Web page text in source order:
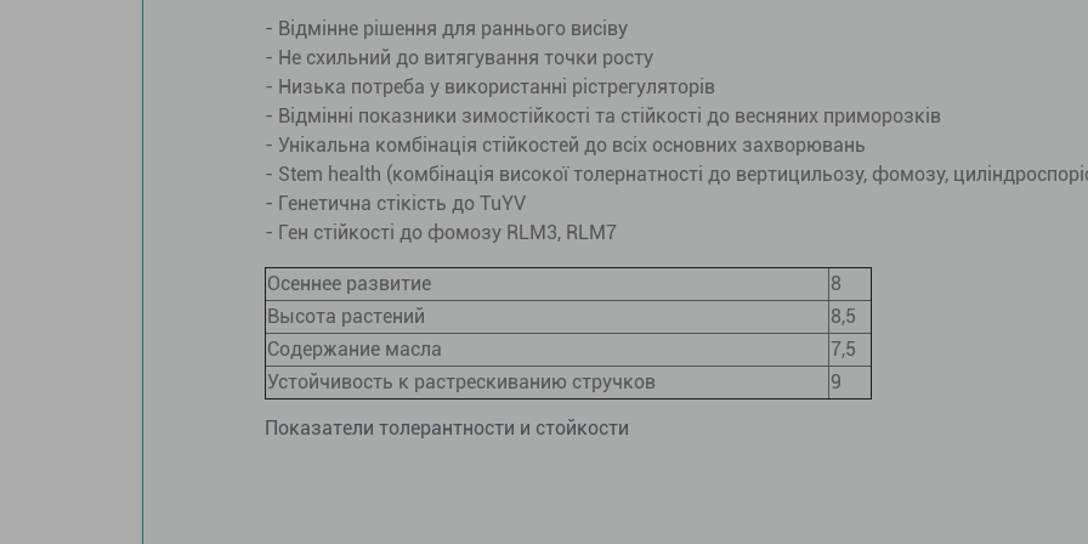
- Відмінне рішення для раннього висіву
- Не схильний до витягування точки росту
- Низька потреба у використанні рістрегуляторів
- Відмінні показники зимостійкості та стійкості до весняних приморозків
- Унікальна комбінація стійкостей до всіх основних захворювань
- Stem health (комбінація високої толернатності до вертицильозу, фомозу,
- Генетична стікість до TuYV
- Ген стійкості до фомозу RLM3, RLM7
Показатели толерантности и стойкости
Осеннее развитие
8
Высота растений
8,5
Содержание масла
7,5
Устойчивость к растрескиванию стручков
9